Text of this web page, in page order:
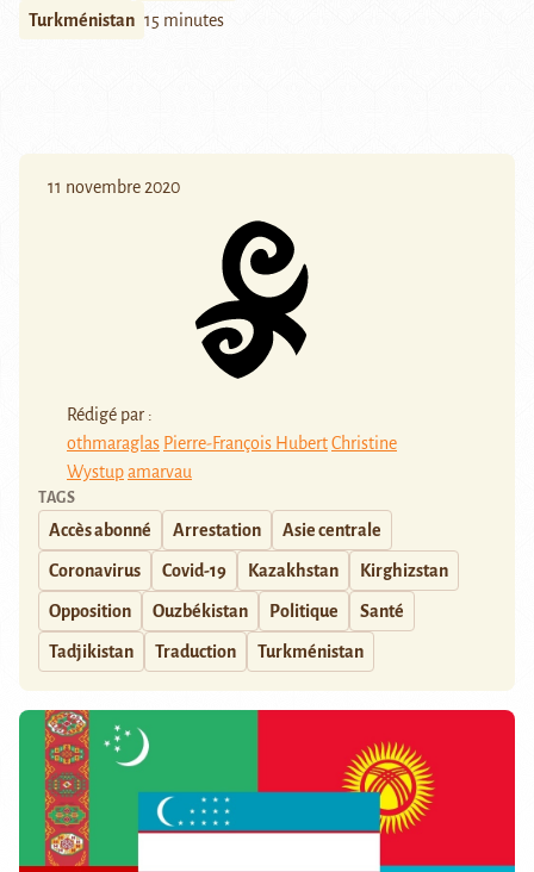
Turkménistan 15 minutes
11 novembre 2020
Rédigé par :
othmaraglas Pierre-François HubertChristine
Wystupamarvau
TAGS
Accès abonné Arrestation Asie centrale
Coronavirus Covid-19 Kazakhstan Kirghizstan
Opposition Ouzbékistan Politique Santé
Tadjikistan Traduction Turkménistan